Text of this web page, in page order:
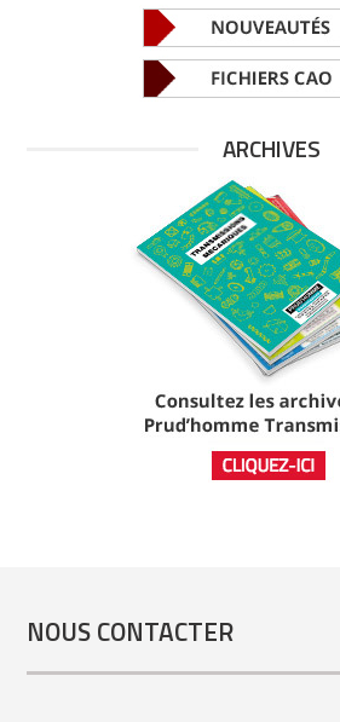
ARCHIVES
NOUS CONTACTER